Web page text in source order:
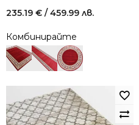
235.19 € / 459.99 лв.
Комбинирайте